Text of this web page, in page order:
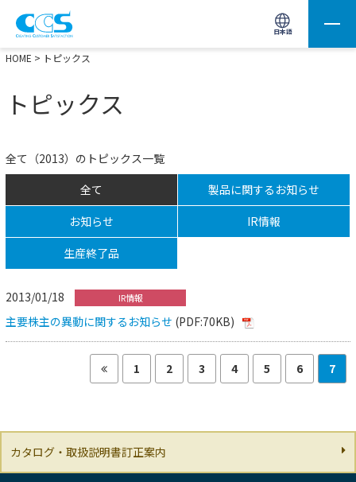
日本語
画像処理用の製品検索 サイト内検索(Enterで実行)
HOME > トピックス
トピックス
全て（2013）のトピックス一覧
全て
製品に関するお知らせ
お知らせ
IR情報
生産終了品
2013/01/18 IR情報
主要株主の異動に関するお知らせ (PDF:70KB)
1 2 3 4 5 6 7
カタログ・取扱説明書訂正案内